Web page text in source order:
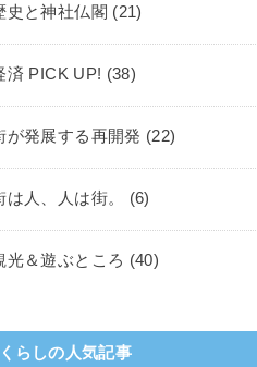
史と神社仏閣 (21)
済 PICK UP! (38)
が発展する再開発 (22)
は人、人は街。 (6)
光＆遊ぶところ (40)
くらしの人気記事